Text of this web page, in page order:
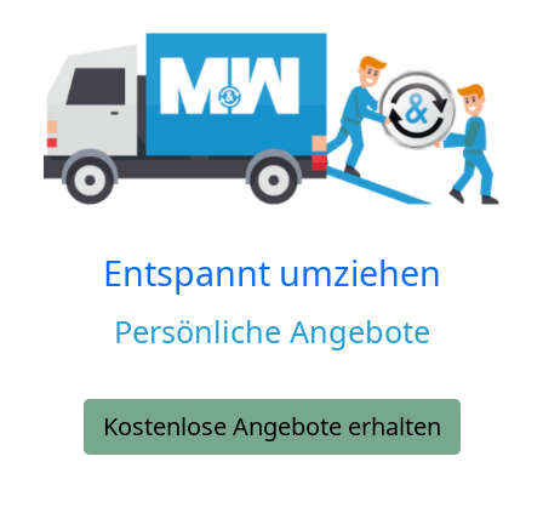
Entspannt umziehen
Persönliche Angebote
Kostenlose Angebote erhalten